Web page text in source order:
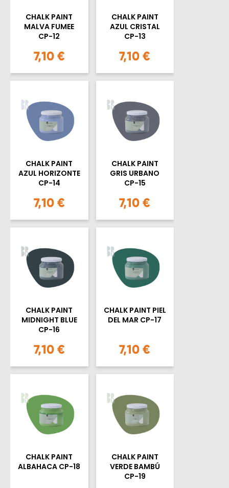
CHALK PAINT
MALVA FUMEE
CP-12
7,10 €
CHALK PAINT
AZUL CRISTAL
CP-13
7,10 €
CHALK PAINT
AZUL HORIZONTE
CP-14
7,10 €
CHALK PAINT
GRIS URBANO
CP-15
7,10 €
CHALK PAINT
MIDNIGHT BLUE
CP-16
7,10 €
CHALK PAINT PIEL
DEL MAR CP-17
7,10 €
CHALK PAINT
ALBAHACA CP-18
CHALK PAINT
VERDE BAMBÚ
CP-19